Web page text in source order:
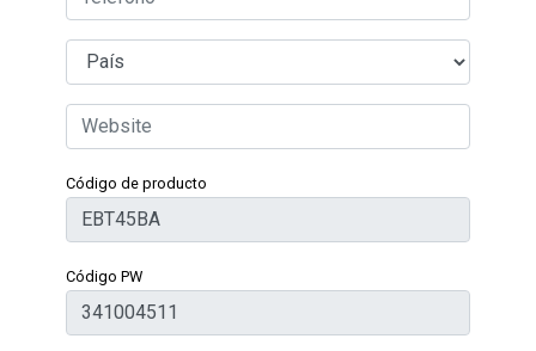
Código de producto
Código PW